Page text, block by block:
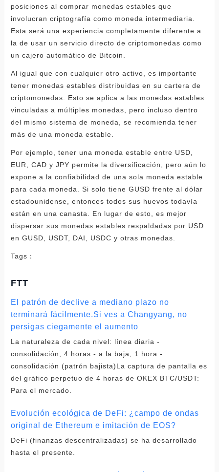
posiciones al comprar monedas estables que
involucran criptografía como moneda intermediaria.
Esta será una experiencia completamente diferente a
la de usar un servicio directo de criptomonedas como
un cajero automático de Bitcoin.
Al igual que con cualquier otro activo, es importante
tener monedas estables distribuidas en su cartera de
criptomonedas. Esto se aplica a las monedas estables
vinculadas a múltiples monedas, pero incluso dentro
del mismo sistema de moneda, se recomienda tener
más de una moneda estable.
Por ejemplo, tener una moneda estable entre USD,
EUR, CAD y JPY permite la diversificación, pero aún lo
expone a la confiabilidad de una sola moneda estable
para cada moneda. Si solo tiene GUSD frente al dólar
estadounidense, entonces todos sus huevos todavía
están en una canasta. En lugar de esto, es mejor
dispersar sus monedas estables respaldadas por USD
en GUSD, USDT, DAI, USDC y otras monedas.
Tags：
FTT
El patrón de declive a mediano plazo no
terminará fácilmente.Si ves a Changyang, no
persigas ciegamente el aumento
La naturaleza de cada nivel: línea diaria -
consolidación, 4 horas - a la baja, 1 hora -
consolidación (patrón bajista)La captura de pantalla es
del gráfico perpetuo de 4 horas de OKEX BTC/USDT:
Para el mercado.
Evolución ecológica de DeFi: ¿campo de ondas
original de Ethereum e imitación de EOS?
DeFi (finanzas descentralizadas) se ha desarrollado
hasta el presente.